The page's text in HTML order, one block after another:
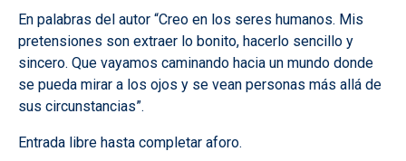
En palabras del autor “Creo en los seres humanos. Mis
pretensiones son extraer lo bonito, hacerlo sencillo y
sincero. Que vayamos caminando hacia un mundo donde
se pueda mirar a los ojos y se vean personas más allá de
sus circunstancias”.
Entrada libre hasta completar aforo.